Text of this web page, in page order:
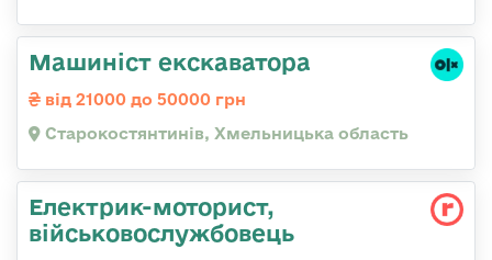
Машиніст екскаватора
від 21000 до 50000 грн
Старокостянтинів, Хмельницька область
Електрик-моторист,
військовослужбовець